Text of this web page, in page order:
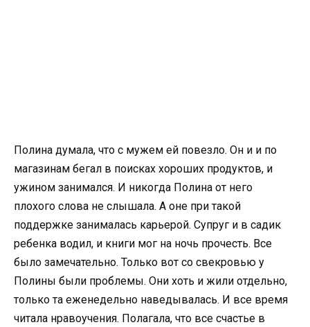
Полина думала, что с мужем ей повезло. Он и и по
магазинам бегал в поисках хороших продуктов, и
ужином занимался. И никогда Полина от него
плохого слова не слышала. А оне при такой
поддержке занималась карьерой. Супруг и в садик
ребенка водил, и книги мог на ночь прочесть. Все
было замечательно. Только вот со свекровью у
Полины были проблемы. Они хоть и жили отдельно,
только та еженедельно наведывалась. И все время
читала нравоучения. Полагала, что все счастье в